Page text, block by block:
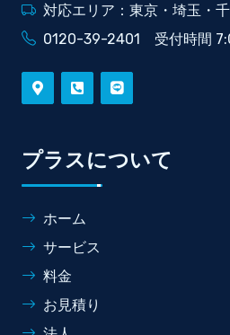
対応エリア：東京・埼玉・
0120-39-2401 受付時間
プラスについて
ホーム
サービス
料金
お見積り